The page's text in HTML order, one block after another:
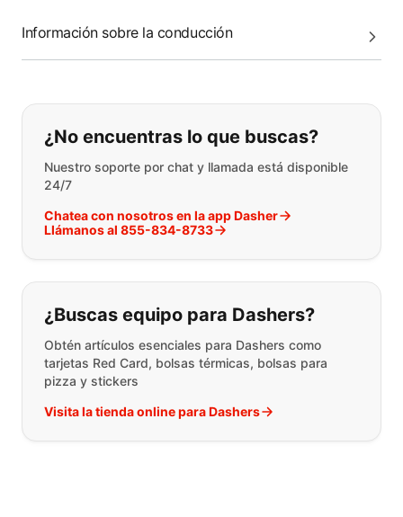
Información sobre la conducción
Si no puede encontrar lo que está
¿No encuentras lo que buscas?
Nuestro soporte por chat y llamada está disponible
24/7
Chatea con nosotros en la app Dasher
Llámanos al 855-834-8733
¿Buscas equipo para Dashers?
Obtén artículos esenciales para Dashers como
tarjetas Red Card, bolsas térmicas, bolsas para
pizza y stickers
Visita la tienda online para Dashers